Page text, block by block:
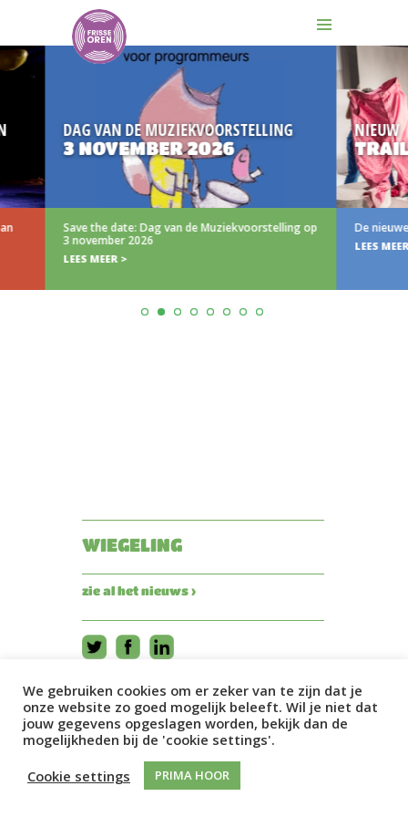
DAG VAN DE MUZIEKVOORSTELLING
3 NOVEMBER 2026
Save the date: Dag van de Muziekvoorstelling op
3 november 2026
LEES MEER >
NIEUW
TRAILER
De nieuwe trailer
LEES MEER >
WIEGELING
zie al het nieuws ›
We gebruiken cookies om er zeker van te zijn dat je
onze website zo goed mogelijk beleeft. Wil je niet dat
jouw gegevens opgeslagen worden, bekijk dan de
mogelijkheden bij de 'cookie settings'.
Cookie settings
PRIMA HOOR